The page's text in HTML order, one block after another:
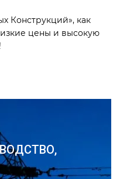
Конструкций», как
цены и высокую